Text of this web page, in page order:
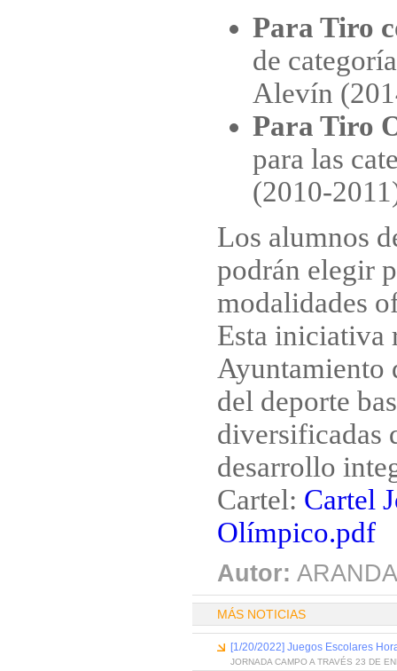
Para Tiro
de
Alevín
Para Tiro
para las
(2010-
Los alumnos
podrán elegir
modalidades
Esta iniciativa
Ayuntamiento
del deporte
diversificadas
desarrollo
Cartel: Cartel
Olímpico.pdf
Autor:
MÁS NOTICIAS
[1/20/2022] Juegos Escolares
JORNADA CAMPO A TRAVÉS 23 DE